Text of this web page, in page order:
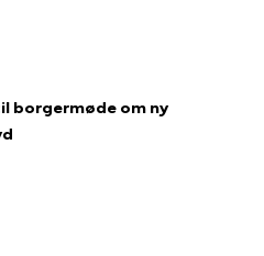
borgermøde om ny